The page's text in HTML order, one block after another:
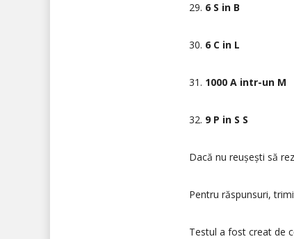
29. 6 S in B
30. 6 C in L
31. 1000 A intr-un M
32. 9 P in S S
Dacă nu reușești să
Pentru răspunsuri,
Testul a fost creat de